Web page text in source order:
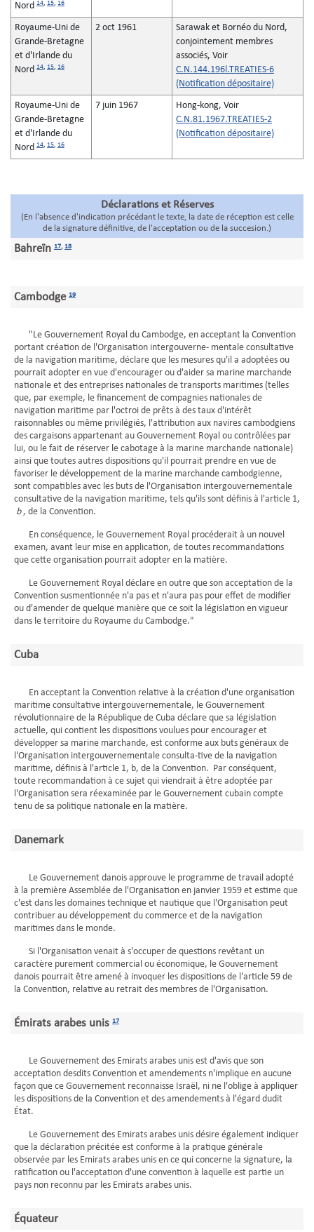
Nord 14, 15, 16
Royaume-Uni de
Grande-Bretagne
et d'Irlande du
Nord 14, 15, 16
2 oct 1961
Sarawak et Bornéo du Nord,
conjointement membres
associés, Voir
C.N.144.196l.TREATIES-6
(Notification dépositaire)
Royaume-Uni de
Grande-Bretagne
et d'Irlande du
Nord 14, 15, 16
7 juin 1967
Hong-kong, Voir
C.N.81.1967.TREATIES-2
(Notification dépositaire)
Déclarations et Réserves
(En l'absence d'indication précédant le texte, la date de réception est celle
de la signature définitive, de l'acceptation ou de la succesion.)
Bahreïn 17,18
Cambodge 19
"Le Gouvernement Royal du Cambodge, en acceptant la Convention
portant création de l'Organisation intergouverne- mentale consultative
de la navigation maritime, déclare que les mesures qu'il a adoptées ou
pourrait adopter en vue d'encourager ou d'aider sa marine marchande
nationale et des entreprises nationales de transports maritimes (telles
que, par exemple, le financement de compagnies nationales de
navigation maritime par l'octroi de prêts à des taux d'intérêt
raisonnables ou même privilégiés, l'attribution aux navires cambodgiens
des cargaisons appartenant au Gouvernement Royal ou contrôlées par
lui, ou le fait de réserver le cabotage à la marine marchande nationale)
ainsi que toutes autres dispositions qu'il pourrait prendre en vue de
favoriser le développement de la marine marchande cambodgienne,
sont compatibles avec les buts de l'Organisation intergouvernementale
consultative de la navigation maritime, tels qu'ils sont définis à l'article 1,
b, de la Convention.
En conséquence, le Gouvernement Royal procéderait à un nouvel
examen, avant leur mise en application, de toutes recommandations
que cette organisation pourrait adopter en la matière.
Le Gouvernement Royal déclare en outre que son acceptation de la
Convention susmentionnée n'a pas et n'aura pas pour effet de modifier
ou d'amender de quelque manière que ce soit la législation en vigueur
dans le territoire du Royaume du Cambodge."
Cuba
En acceptant la Convention relative à la création d'une organisation
maritime consultative intergouvernementale, le Gouvernement
révolutionnaire de la République de Cuba déclare que sa législation
actuelle, qui contient les dispositions voulues pour encourager et
développer sa marine marchande, est conforme aux buts généraux de
l'Organisation intergouvernementale consulta-tive de la navigation
maritime, définis à l'article 1, b, de la Convention. Par conséquent,
toute recommandation à ce sujet qui viendrait à être adoptée par
l'Organisation sera réexaminée par le Gouvernement cubain compte
tenu de sa politique nationale en la matière.
Danemark
Le Gouvernement danois approuve le programme de travail adopté
à la première Assemblée de l'Organisation en janvier 1959 et estime que
c'est dans les domaines technique et nautique que l'Organisation peut
contribuer au développement du commerce et de la navigation
maritimes dans le monde.
Si l'Organisation venait à s'occuper de questions revêtant un
caractère purement commercial ou économique, le Gouvernement
danois pourrait être amené à invoquer les dispositions de l'article 59 de
la Convention, relative au retrait des membres de l'Organisation.
Émirats arabes unis 17
Le Gouvernement des Emirats arabes unis est d'avis que son
acceptation desdits Convention et amendements n'implique en aucune
façon que ce Gouvernement reconnaisse Israël, ni ne l'oblige à appliquer
les dispositions de la Convention et des amendements à l'égard dudit
État.
Le Gouvernement des Emirats arabes unis désire également indiquer
que la déclaration précitée est conforme à la pratique générale
observée par les Emirats arabes unis en ce qui concerne la signature, la
ratification ou l'acceptation d'une convention à laquelle est partie un
pays non reconnu par les Emirats arabes unis.
Équateur